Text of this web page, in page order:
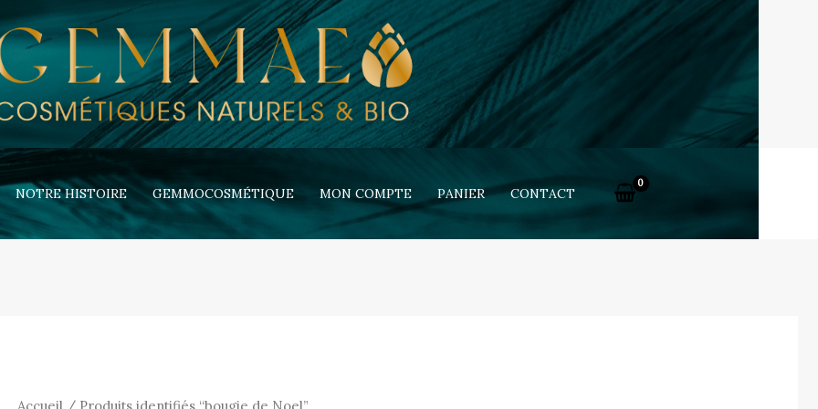
NOTRE HISTOIRE GEMMOCOSMÉTIQUE MON COMPTE PANIER CONTACT